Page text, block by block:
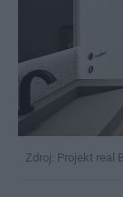
Zdroj: Projekt real